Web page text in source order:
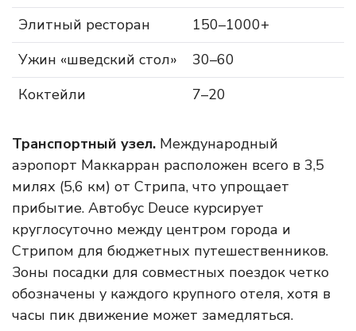
Элитный ресторан
150–1000+
Ужин «шведский стол»
30–60
Коктейли
7–20
Транспортный узел. Международный
аэропорт Маккарран расположен всего в 3,5
милях (5,6 км) от Стрипа, что упрощает
прибытие. Автобус Deuce курсирует
круглосуточно между центром города и
Стрипом для бюджетных путешественников.
Зоны посадки для совместных поездок четко
обозначены у каждого крупного отеля, хотя в
часы пик движение может замедляться.